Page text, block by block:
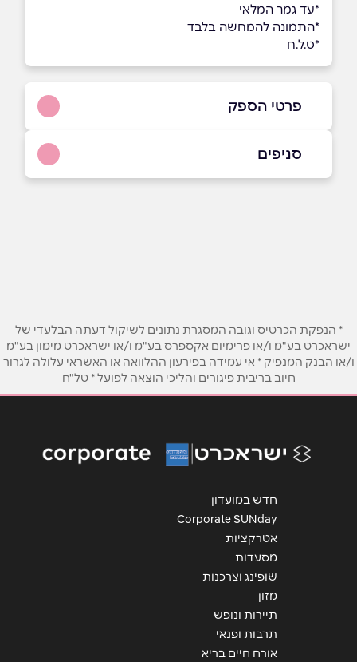
*עד גמר המלאי
*התמונה להמחשה בלבד
*ט.ל.ח
פרטי הספק
אימייל*
נושא*
הודעה*
סניפים
* הנפקת הכרטיס וגובה המסגרת נתונים לשיקול דעתה הבלעדי של
ישראכרט בע"מ ו/או פרימיום אקספרס בע"מ ו/או ישראכרט מימון בע"מ
ו/או הבנק המנפיק * אי עמידה בפירעון ההלוואה או האשראי עלולה לגרור
חיוב בריבית פיגורים והליכי הוצאה לפועל * טל"ח
חדש במועדון
Corporate SUNday
אטרקציות
מסעדות
שופינג וצרכנות
מזון
תיירות ונופש
תרבות ופנאי
אורח חיים בריא